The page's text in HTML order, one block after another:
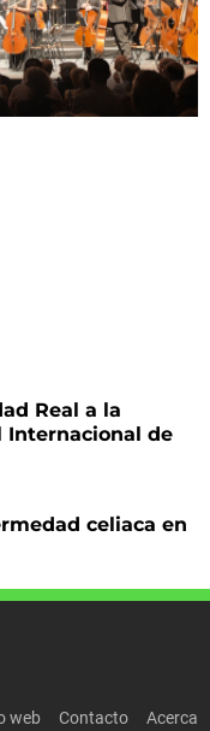
Real a la
Internacional de
celiaca en
web Contacto Acerca